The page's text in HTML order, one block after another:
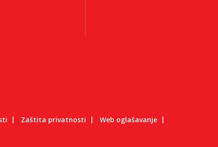
Zaštita privatnosti Web oglašavanje